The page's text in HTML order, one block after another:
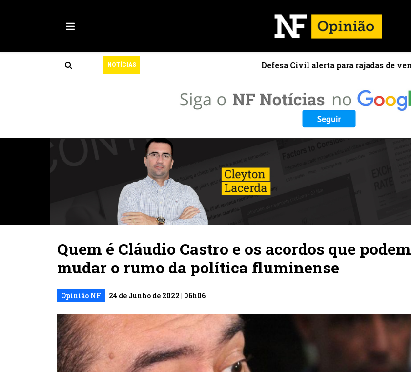
NOTÍCIAS Defesa Civil alerta para rajadas de vento fortes no estado do Rio
Quem é Cláudio Castro e os acordos que podem
mudar o rumo da política fluminense
Opinião NF 24 de Junho de 2022 | 06h06